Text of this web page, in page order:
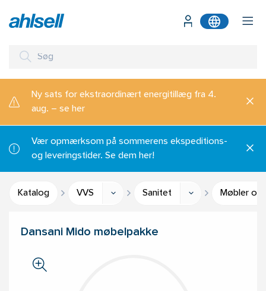
Ny sats for ekstraordinært energitillæg fra 4.
aug. – se her
Vær opmærksom på sommerens ekspeditions-
og leveringstider. Se dem her!
Katalog VVS Sanitet Møbler og
Dansani Mido møbelpakke